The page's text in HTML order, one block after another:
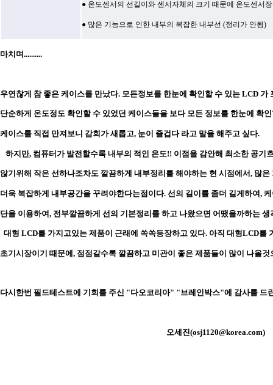
● 온도센서의 선길이와 센서자체의 크기 때문에 온도센서
● 많은 기능으로 인한 내부의 복잡한 내부선 (정리가 안됨)
마치며..........
우연찮게 참 좋은 케이스를 만났다. 모든정보를 한눈에 확인할 수 있는 LCD 가
단순하게 온도정도 확인할 수 있었던 케이스들을 보다 모든 정보를 한눈에 확
케이스를 직접 만져보니 감회가 새롭고, 눈이 즐겁다 라고 말을 해주고 싶다.
하지만, 컴퓨터가 발전할수록 내부의 적인 온도!! 이점을 감안해 최소한 공기
않기위해 작은 선하나조차도 깔끔하게 내부정리를 해야하는 현 시점에서, 많은
더욱 복잡하게 내부공간을 꾸려야한다는점이다. 선의 길이를 좀더 길게하여,
단을 이용하여, 전부깔끔하게 선의 기본정리를 하고 나왔으면 어땠을까하는
대형 LCD를 가지고있는 제품이 근래에 쏙쏙등장하고 있다. 아직 대형LCD를
초기시장이기 때문에, 점점갈수록 깔끔하고 미관이 좋은 제품들이 많이 나올것
다시한번 필드테스트에 기회를 주신 "다오코리아" "브레인박스"에 감사를 드
오세진(osj1120@korea.com)